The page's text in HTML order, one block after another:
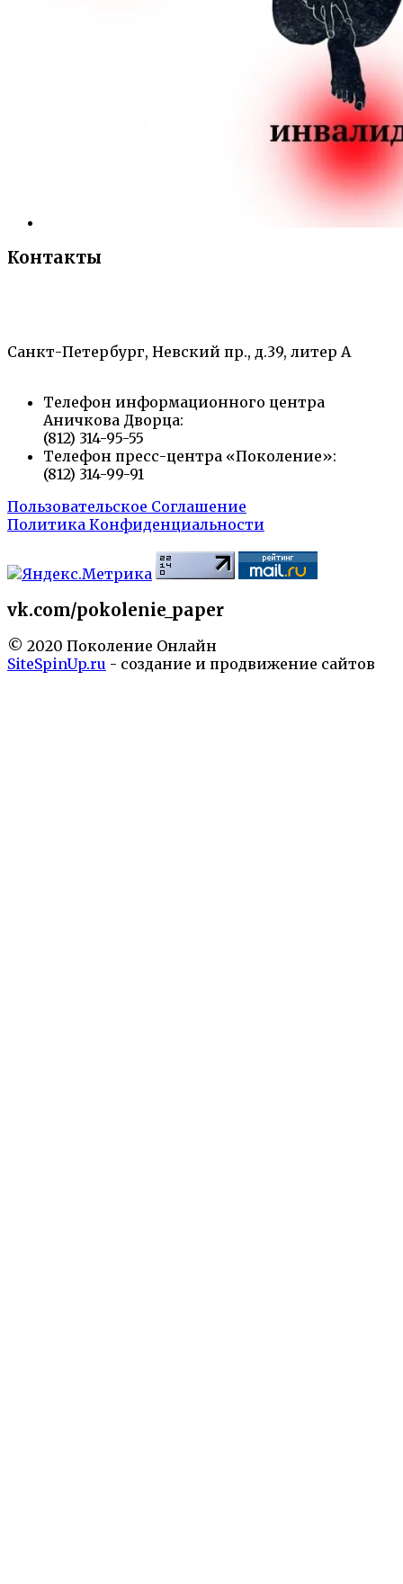
Контакты
Санкт-Петербург, Невский пр., д.39, литер А
Телефон информационного центра
Аничкова Дворца:
(812) 314-95-55
Телефон пресс-центра «Поколение»:
(812) 314-99-91
Пользовательское Соглашение
Политика Конфиденциальности
vk.com/pokolenie_paper
© 2020 Поколение Онлайн
SiteSpinUp.ru - создание и продвижение сайтов